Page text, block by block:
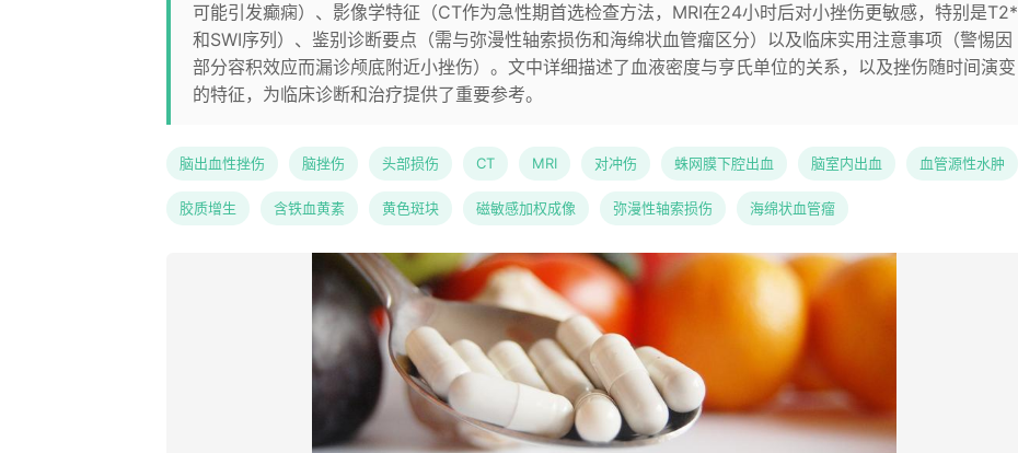
可能引发癫痫）、影像学特征（CT作为急性期首选检查方法，MRI在24小时后对小挫伤更敏感，特别是T2*
和SWI序列）、鉴别诊断要点（需与弥漫性轴索损伤和海绵状血管瘤区分）以及临床实用注意事项（警惕因
部分容积效应而漏诊颅底附近小挫伤）。文中详细描述了血液密度与亨氏单位的关系，以及挫伤随时间演变
的特征，为临床诊断和治疗提供了重要参考。
脑出血性挫伤 脑挫伤 头部损伤 CT MRI 对冲伤 蛛网膜下腔出血 脑室内出血 血管源性水肿
胶质增生 含铁血黄素 黄色斑块 磁敏感加权成像 弥漫性轴索损伤 海绵状血管瘤